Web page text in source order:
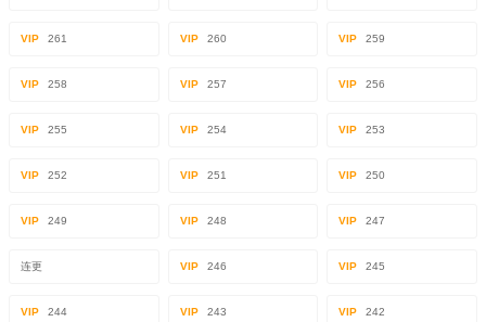
VIP 261 VIP 260 VIP 259
VIP 258 VIP 257 VIP 256
VIP 255 VIP 254 VIP 253
VIP 252 VIP 251 VIP 250
VIP 249 VIP 248 VIP 247
连更 VIP 246 VIP 245
VIP 244 VIP 243 VIP 242